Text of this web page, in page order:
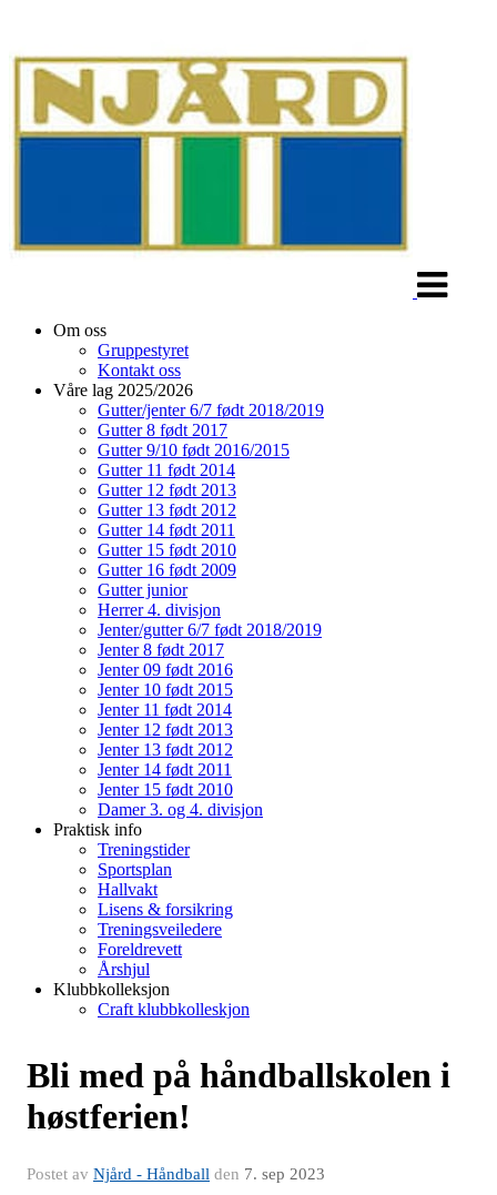
Om oss
Gruppestyret
Kontakt oss
Våre lag 2025/2026
Gutter/jenter 6/7 født 2018/2019
Gutter 8 født 2017
Gutter 9/10 født 2016/2015
Gutter 11 født 2014
Gutter 12 født 2013
Gutter 13 født 2012
Gutter 14 født 2011
Gutter 15 født 2010
Gutter 16 født 2009
Gutter junior
Herrer 4. divisjon
Jenter/gutter 6/7 født 2018/2019
Jenter 8 født 2017
Jenter 09 født 2016
Jenter 10 født 2015
Jenter 11 født 2014
Jenter 12 født 2013
Jenter 13 født 2012
Jenter 14 født 2011
Jenter 15 født 2010
Damer 3. og 4. divisjon
Praktisk info
Treningstider
Sportsplan
Hallvakt
Lisens & forsikring
Treningsveiledere
Foreldrevett
Årshjul
Klubbkolleksjon
Craft klubbkolleskjon
Bli med på håndballskolen i
høstferien!
Postet av Njård - Håndball den 7. sep 2023